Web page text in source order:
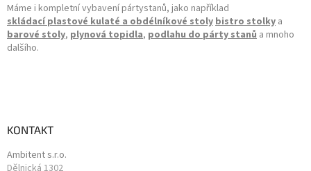
Máme i kompletní vybavení pártystanů, jako například
skládací plastové kulaté a obdélníkové stoly bistro stolky a
barové stoly, plynová topidla, podlahu do párty stanů a mnoho
dalšího.
KONTAKT
Ambitent s.r.o.
Dělnická 1302